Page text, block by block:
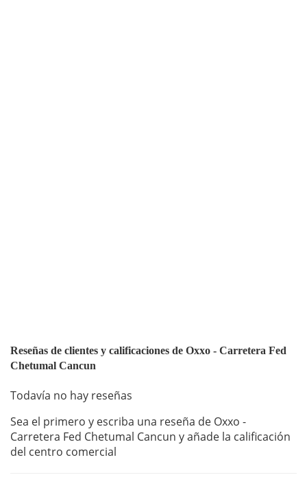
Reseñas de clientes y calificaciones de Oxxo - Carretera Fed
Chetumal Cancun
Todavía no hay reseñas
Sea el primero y escriba una reseña de Oxxo -
Carretera Fed Chetumal Cancun y añade la calificación
del centro comercial